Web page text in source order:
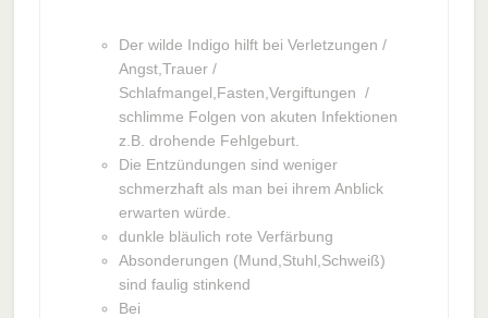
Der wilde Indigo hilft bei Verletzungen /
Angst,Trauer /
Schlafmangel,Fasten,Vergiftungen /
schlimme Folgen von akuten Infektionen
z.B. drohende Fehlgeburt.
Die Entzündungen sind weniger
schmerzhaft als man bei ihrem Anblick
erwarten würde.
dunkle bläulich rote Verfärbung
Absonderungen (Mund,Stuhl,Schweiß)
sind faulig stinkend
Bei